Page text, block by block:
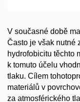
V současné době
Často je však nutné
hydrofobicitu těchto
k tomuto účelu
tlaku. Cílem
materiálů v
za atmosférického